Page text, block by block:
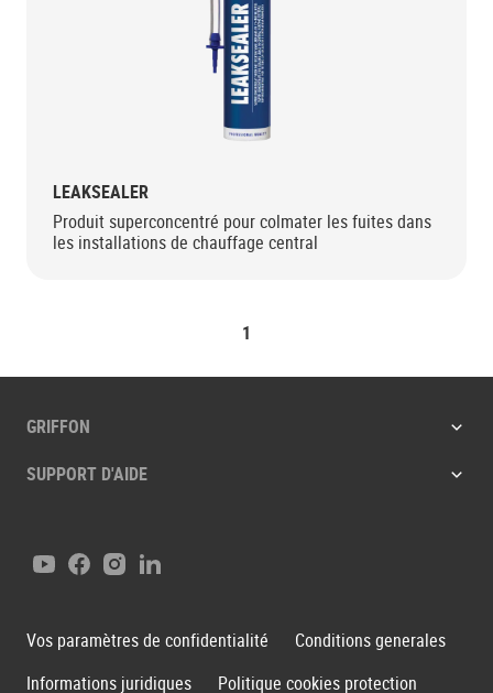
LEAKSEALER
Produit superconcentré pour colmater les fuites dans
les installations de chauffage central
1
GRIFFON
SUPPORT D'AIDE
YoutubeFacebook
Instagram
LinkedIn
Vos paramètres de confidentialité
Conditions generales
Informations juridiques
Politique cookies protection